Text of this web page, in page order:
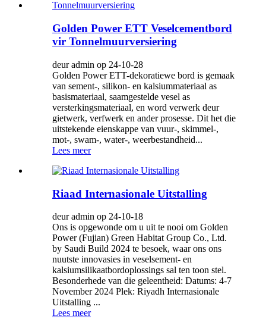
Golden Power ETT Veselcementbord
vir Tonnelmuurversiering
deur admin op 24-10-28
Golden Power ETT-dekoratiewe bord is gemaak
van sement-, silikon- en kalsiummateriaal as
basismateriaal, saamgestelde vesel as
versterkingsmateriaal, en word verwerk deur
gietwerk, verfwerk en ander prosesse. Dit het die
uitstekende eienskappe van vuur-, skimmel-,
mot-, swam-, water-, weerbestandheid...
Lees meer
Riaad Internasionale Uitstalling
deur admin op 24-10-18
Ons is opgewonde om u uit te nooi om Golden
Power (Fujian) Green Habitat Group Co., Ltd.
by Saudi Build 2024 te besoek, waar ons ons
nuutste innovasies in veselsement- en
kalsiumsilikaatbordoplossings sal ten toon stel.
Besonderhede van die geleentheid: Datums: 4-7
November 2024 Plek: Riyadh Internasionale
Uitstalling ...
Lees meer